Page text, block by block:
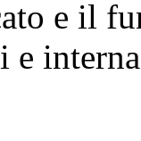
e il
e